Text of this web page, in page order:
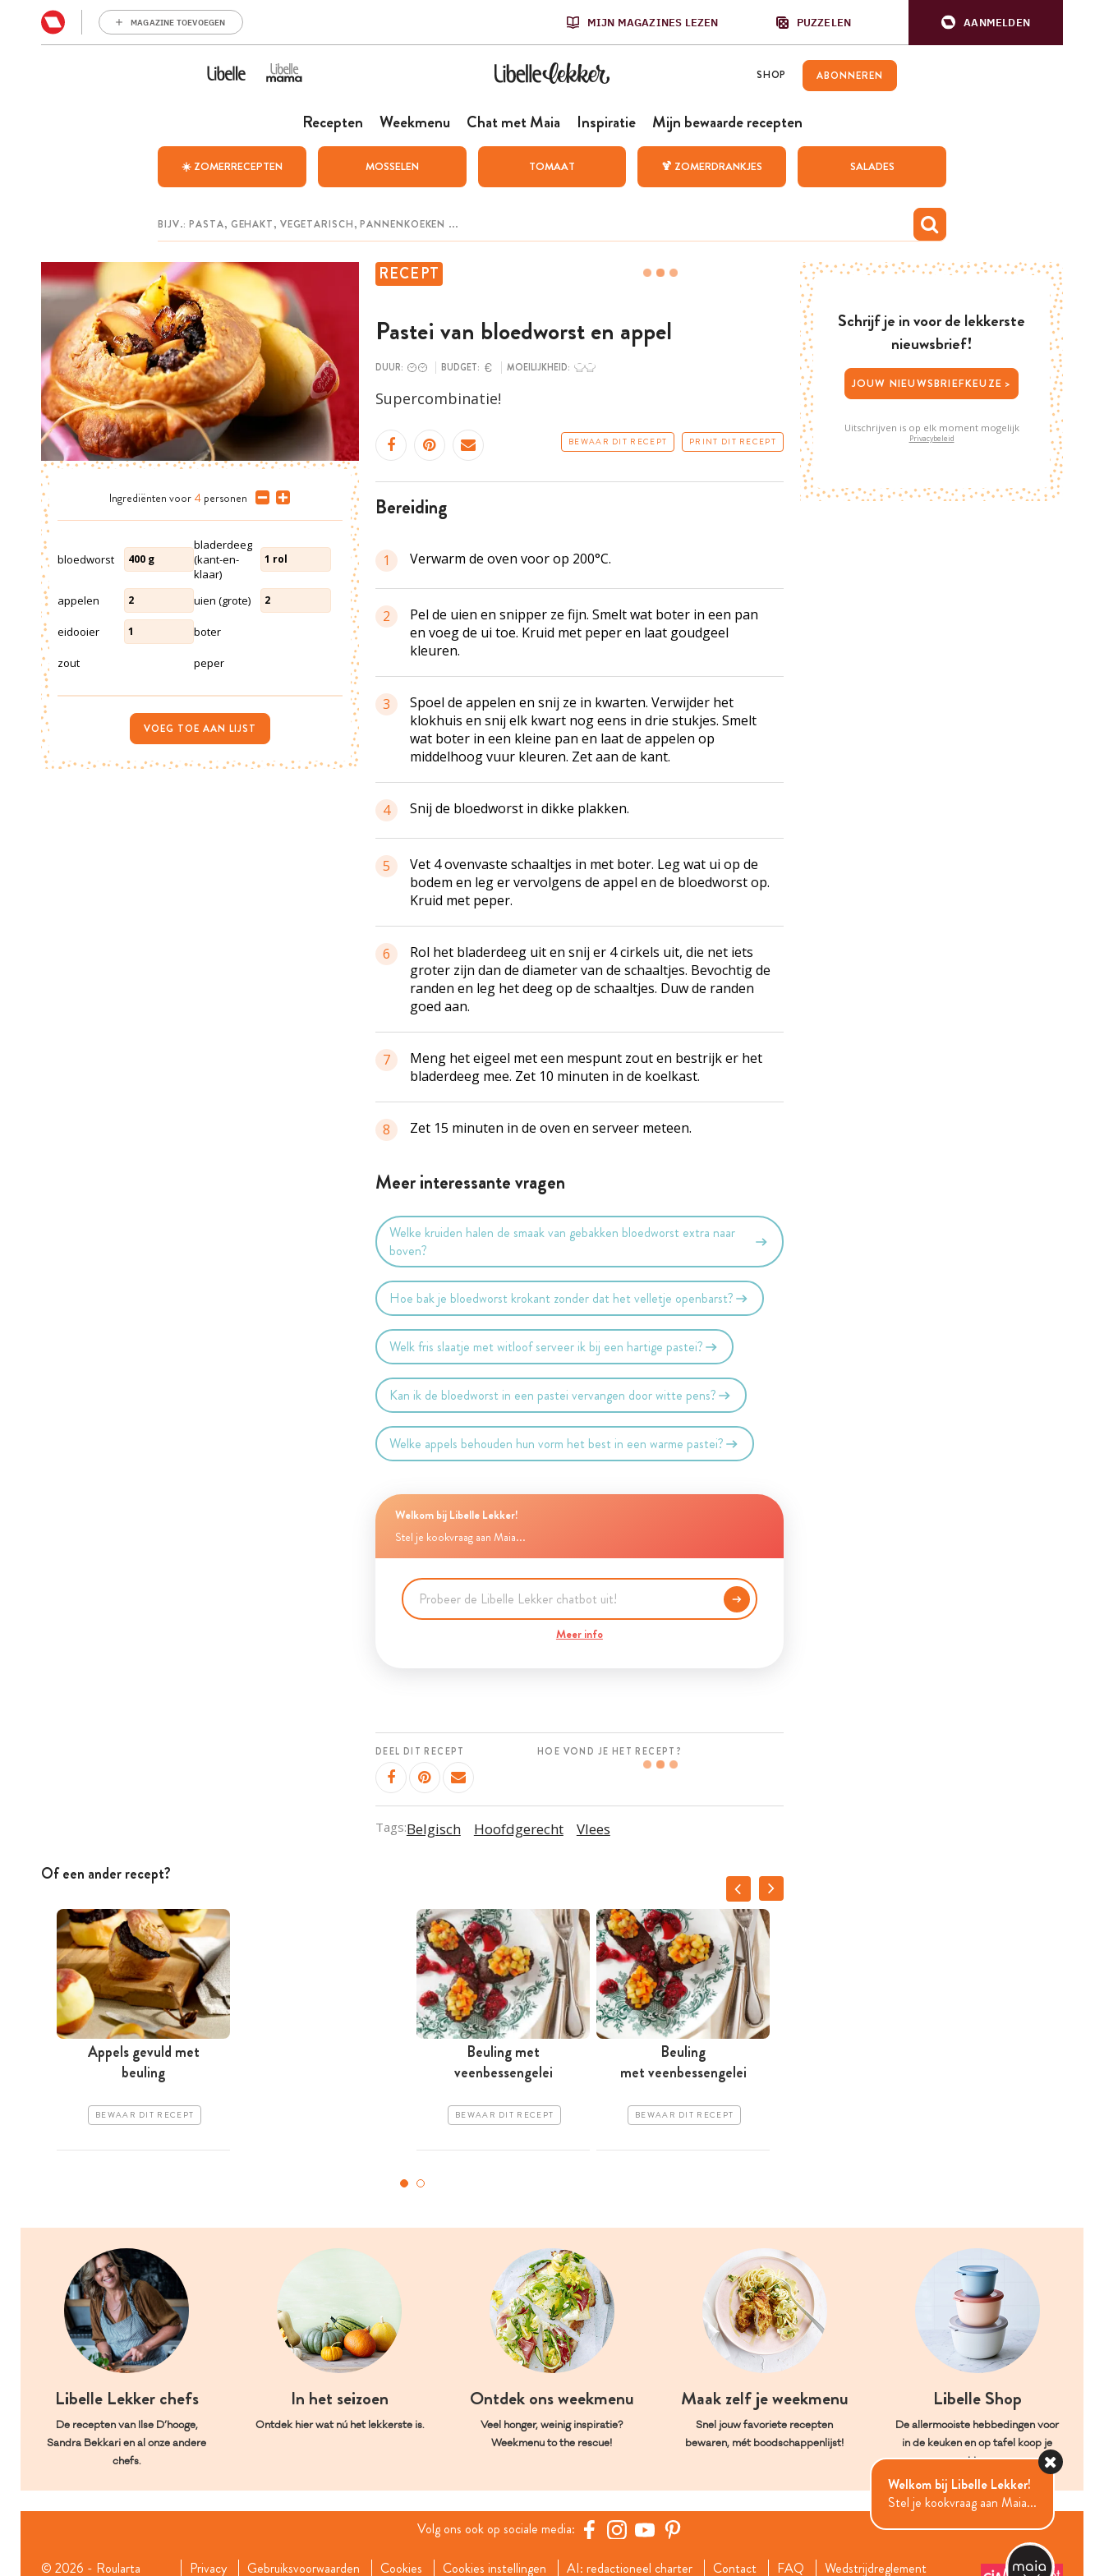
MAGAZINE TOEVOEGEN MIJN MAGAZINES LEZEN PUZZELEN AANMELDEN
SHOP ABONNEREN
Recepten Weekmenu Chat met Maia Inspiratie Mijn bewaarde recepten
☀️ ZOMERRECEPTEN MOSSELEN TOMAAT 🍹 ZOMERDRANKJES SALADES
RECEPT
Pastei van bloedworst en appel
DUUR: BUDGET: MOEILIJKHEID:
Supercombinatie!
BEWAAR DIT RECEPT PRINT DIT RECEPT
bereiding
1 Verwarm de oven voor op 200°C.
2
Pel de uien en snipper ze fijn. Smelt wat boter in een pan
en voeg de ui toe. Kruid met peper en laat goudgeel
kleuren.
3
Spoel de appelen en snij ze in kwarten. Verwijder het
klokhuis en snij elk kwart nog eens in drie stukjes. Smelt
wat boter in een kleine pan en laat de appelen op
middelhoog vuur kleuren. Zet aan de kant.
4 Snij de bloedworst in dikke plakken.
5
Vet 4 ovenvaste schaaltjes in met boter. Leg wat ui op de
bodem en leg er vervolgens de appel en de bloedworst op.
Kruid met peper.
6
Rol het bladerdeeg uit en snij er 4 cirkels uit, die net iets
groter zijn dan de diameter van de schaaltjes. Bevochtig de
randen en leg het deeg op de schaaltjes. Duw de randen
goed aan.
7
Meng het eigeel met een mespunt zout en bestrijk er het
bladerdeeg mee. Zet 10 minuten in de koelkast.
8 Zet 15 minuten in de oven en serveer meteen.
Meer interessante vragen
Welke kruiden halen de smaak van gebakken bloedworst extra naar
boven?
Hoe bak je bloedworst krokant zonder dat het velletje openbarst?
Welk fris slaatje met witloof serveer ik bij een hartige pastei?
Kan ik de bloedworst in een pastei vervangen door witte pens?
Welke appels behouden hun vorm het best in een warme pastei?
Welkom bij Libelle Lekker!
Stel je kookvraag aan Maia...
Meer info
DEEL DIT RECEPT HOE VOND JE HET RECEPT?
Tags:Belgisch Hoofdgerecht Vlees
Ingrediënten voor 4 personen
bloedworst 400 g
bladerdeeg
(kant-en-
klaar)
1 rol
appelen 2 uien (grote) 2
eidooier 1 boter
zout peper
VOEG TOE AAN LIJST
Of een ander recept?
Appels gevuld met
beuling
BEWAAR DIT RECEPT
Beuling met
veenbessengelei
BEWAAR DIT RECEPT
Beuling
met veenbessengelei
BEWAAR DIT RECEPT
Schrijf je in voor de lekkerste
nieuwsbrief!
JOUW NIEUWSBRIEFKEUZE >
Uitschrijven is op elk moment mogelijk
Privacybeleid
Libelle Lekker chefs
De recepten van Ilse D’hooge,
Sandra Bekkari en al onze andere
chefs.
In het seizoen
Ontdek hier wat nú het lekkerste is.
Ontdek ons weekmenu
Veel honger, weinig inspiratie?
Weekmenu to the rescue!
Maak zelf je weekmenu
Snel jouw favoriete recepten
bewaren, mét boodschappenlijst!
Libelle Shop
De allermooiste hebbedingen voor
in de keuken en op tafel koop je
hier.
Volg ons ook op sociale media:
© 2026 - Roularta Privacy Gebruiksvoorwaarden Cookies Cookies instellingen AI: redactioneel charter Contact FAQ Wedstrijdreglement
Welkom bij Libelle Lekker!
Stel je kookvraag aan Maia...